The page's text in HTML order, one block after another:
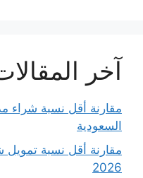
آخر
السعودية
مقارنة أقل نسبة
2026